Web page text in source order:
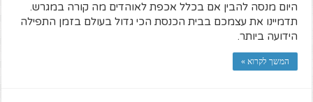
היום מנסה להבין אם בכלל אכפת לאוהדים מה קורה במגרש.
תדמיינו את עצמכם בבית הכנסת הכי גדול בעולם בזמן התפילה
הידועה ביותר.
המשך לקרוא »